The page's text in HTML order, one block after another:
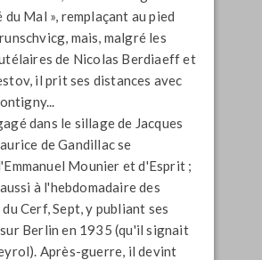
du Mal », remplaçant au pied
mais, malgré les
de Nicolas Berdiaeff et
il prit ses distances avec
dans le sillage de Jacques
de Gandillac se
Mounier et d'Esprit ;
à l'hebdomadaire des
du Cerf,Sept, y publiant ses
Berlin en 1935 (qu'il signait
Après-guerre, il devint